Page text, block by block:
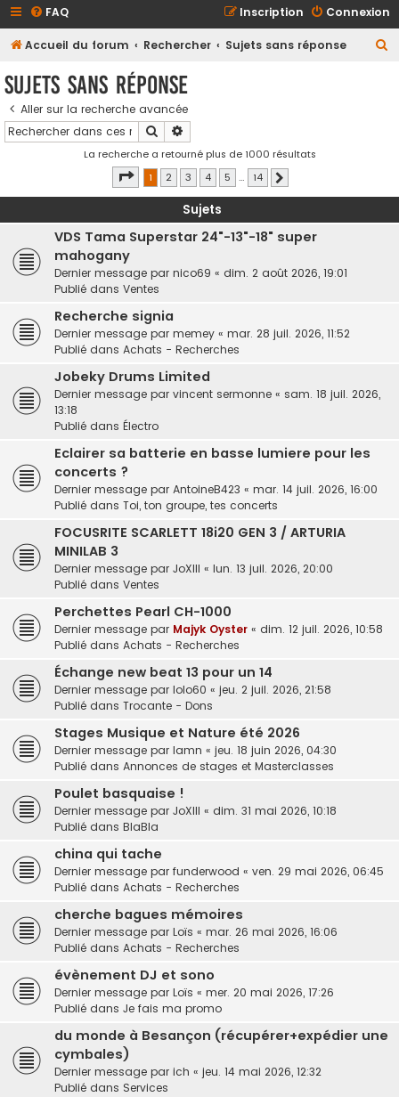
FAQ Connexion
Inscription
Accueil du forum Rechercher Sujets sans réponse
Sujets sans réponse
Aller sur la recherche avancée
Rechercher
La recherche a retourné plus de 1000 résultats
Page
1sur14
1 2 3 4 5 … 14
Sujets
VDS Tama Superstar 24"-13"-18" super
mahogany
Dernier message par nico69 « dim. 2 août 2026, 19:01
Publié dans Ventes
Recherche signia
Dernier message par memey « mar. 28 juil. 2026, 11:52
Publié dans Achats - Recherches
Jobeky Drums Limited
Dernier message par vincent sermonne « sam. 18 juil. 2026,
13:18
Publié dans Électro
Eclairer sa batterie en basse lumiere pour les
concerts ?
Dernier message par AntoineB423 « mar. 14 juil. 2026, 16:00
Publié dans Toi, ton groupe, tes concerts
FOCUSRITE SCARLETT 18i20 GEN 3 / ARTURIA
MINILAB 3
Dernier message par JoXIII « lun. 13 juil. 2026, 20:00
Publié dans Ventes
Perchettes Pearl CH-1000
Dernier message par Majyk Oyster « dim. 12 juil. 2026, 10:58
Publié dans Achats - Recherches
Échange new beat 13 pour un 14
Dernier message par lolo60 « jeu. 2 juil. 2026, 21:58
Publié dans Trocante - Dons
Stages Musique et Nature été 2026
Dernier message par lamn « jeu. 18 juin 2026, 04:30
Publié dans Annonces de stages et Masterclasses
Poulet basquaise !
Dernier message par JoXIII « dim. 31 mai 2026, 10:18
Publié dans BlaBla
china qui tache
Dernier message par funderwood « ven. 29 mai 2026, 06:45
Publié dans Achats - Recherches
cherche bagues mémoires
Dernier message par Loïs « mar. 26 mai 2026, 16:06
Publié dans Achats - Recherches
évènement DJ et sono
Dernier message par Loïs « mer. 20 mai 2026, 17:26
Publié dans Je fais ma promo
du monde à Besançon (récupérer+expédier une
cymbales)
Dernier message par ich « jeu. 14 mai 2026, 12:32
Publié dans Services